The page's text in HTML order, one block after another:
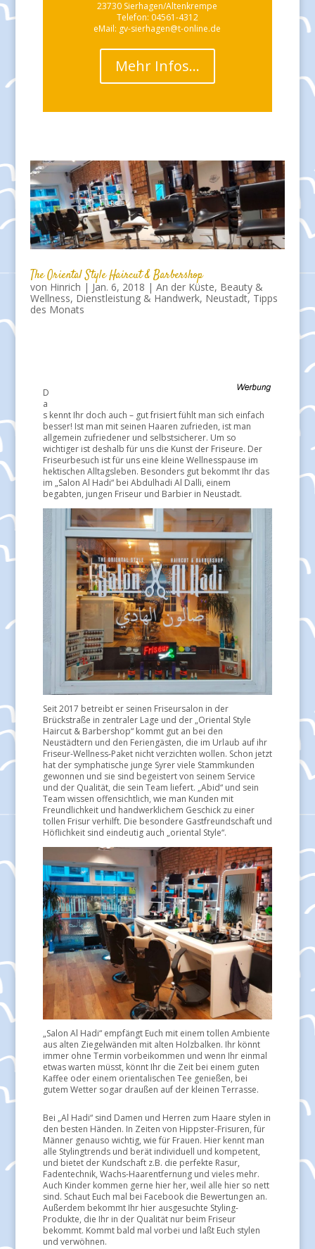
23730 Sierhagen/Altenkrempe
Telefon: 04561-4312
eMail: gv-sierhagen@t-online.de
Mehr Infos…
The Oriental Style Haircut & Barbershop
von Hinrich | Jan. 6, 2018 | An der Küste, Beauty &
Wellness, Dienstleistung & Handwerk, Neustadt, Tipps
des Monats
D
a
s kennt Ihr doch auch – gut frisiert fühlt man sich einfach
besser! Ist man mit seinen Haaren zufrieden, ist man
allgemein zufriedener und selbstsicherer. Um so
wichtiger ist deshalb für uns die Kunst der Friseure. Der
Friseurbesuch ist für uns eine kleine Wellnesspause im
hektischen Alltagsleben. Besonders gut bekommt Ihr das
im „Salon Al Hadi“ bei Abdulhadi Al Dalli, einem
begabten, jungen Friseur und Barbier in Neustadt.
Seit 2017 betreibt er seinen Friseursalon in der
Brückstraße in zentraler Lage und der „Oriental Style
Haircut & Barbershop“ kommt gut an bei den
Neustädtern und den Feriengästen, die im Urlaub auf ihr
Friseur-Wellness-Paket nicht verzichten wollen. Schon jetzt
hat der symphatische junge Syrer viele Stammkunden
gewonnen und sie sind begeistert von seinem Service
und der Qualität, die sein Team liefert. „Abid“ und sein
Team wissen offensichtlich, wie man Kunden mit
Freundlichkeit und handwerklichem Geschick zu einer
tollen Frisur verhilft. Die besondere Gastfreundschaft und
Höflichkeit sind eindeutig auch „oriental Style“.
„Salon Al Hadi“ empfängt Euch mit einem tollen Ambiente
aus alten Ziegelwänden mit alten Holzbalken. Ihr könnt
immer ohne Termin vorbeikommen und wenn Ihr einmal
etwas warten müsst, könnt Ihr die Zeit bei einem guten
Kaffee oder einem orientalischen Tee genießen, bei
gutem Wetter sogar draußen auf der kleinen Terrasse.
Bei „Al Hadi“ sind Damen und Herren zum Haare stylen in
den besten Händen. In Zeiten von Hippster-Frisuren, für
Männer genauso wichtig, wie für Frauen. Hier kennt man
alle Stylingtrends und berät individuell und kompetent,
und bietet der Kundschaft z.B. die perfekte Rasur,
Fadentechnik, Wachs-Haarentfernung und vieles mehr.
Auch Kinder kommen gerne hier her, weil alle hier so nett
sind. Schaut Euch mal bei Facebook die Bewertungen an.
Außerdem bekommt Ihr hier ausgesuchte Styling-
Produkte, die Ihr in der Qualität nur beim Friseur
bekommt. Kommt bald mal vorbei und laßt Euch stylen
und verwöhnen.